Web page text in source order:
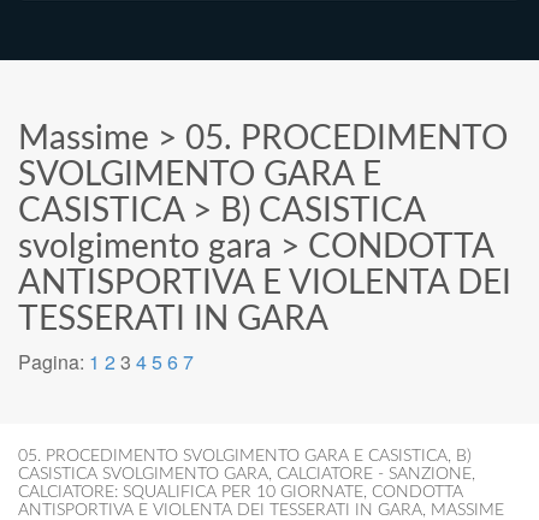
Massime > 05. PROCEDIMENTO
SVOLGIMENTO GARA E
CASISTICA> B) CASISTICA
svolgimento gara > CONDOTTA
ANTISPORTIVA E VIOLENTA DEI
TESSERATI IN GARA
Pagina: 1 2 3 4567
05. PROCEDIMENTO SVOLGIMENTO GARA E CASISTICA, B)
CASISTICA SVOLGIMENTO GARA, CALCIATORE - SANZIONE,
CALCIATORE: SQUALIFICA PER 10 GIORNATE, CONDOTTA
ANTISPORTIVA E VIOLENTA DEI TESSERATI IN GARA, MASSIME